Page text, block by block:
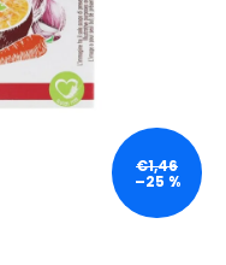
€1,46
–25 %